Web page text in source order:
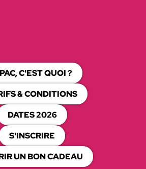
C'EST QUOI ?
& CONDITIONS
DATES 2026
S'INSCRIRE
UN BON CADEAU